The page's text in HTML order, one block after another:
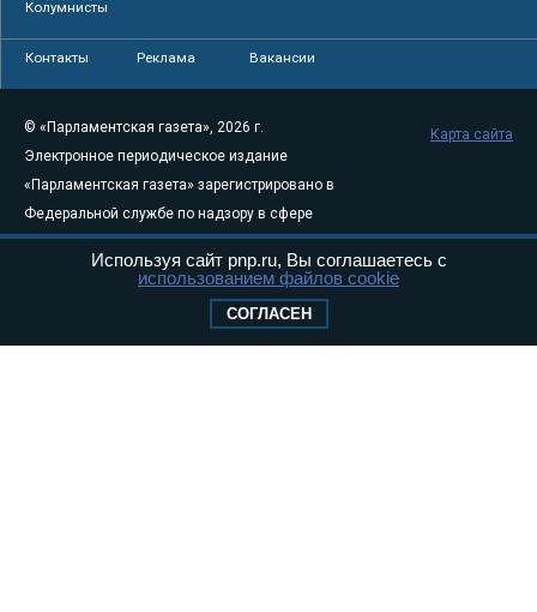
Колумнисты
Контакты Реклама Вакансии
© «Парламентская газета», 2026 г.
Электронное периодическое издание
«Парламентская газета» зарегистрировано в
Федеральной службе по надзору в сфере
связи, информационных технологий и
массовых коммуникаций (Роскомнадзор) 05
Свидетельство о регистрации Эл № ФС77-
Карта сайта
Используя сайт pnp.ru, Вы соглашаетесь с
использованием файлов cookie
СОГЛАСЕН